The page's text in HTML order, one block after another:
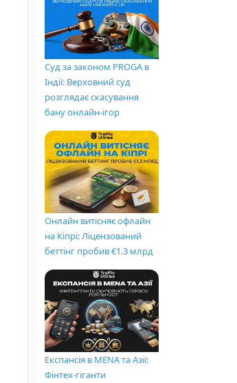
Суд за законом PROGA в
Індії: Верховний суд
розглядає скасування
бану онлайн-ігор
Онлайн витісняє офлайн
на Кіпрі: Ліцензований
беттінг пробив €1.3 млрд
Експансія в MENA та Азії:
Фінтех-гіганти